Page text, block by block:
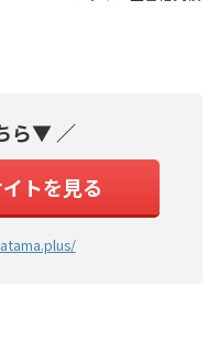
ら▼ ／
トを見る